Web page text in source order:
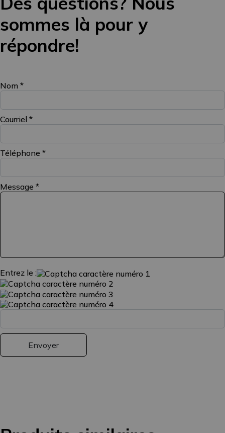
sommes là pour y
répondre!
Nom *
Courriel *
Téléphone *
Message *
Entrez le :